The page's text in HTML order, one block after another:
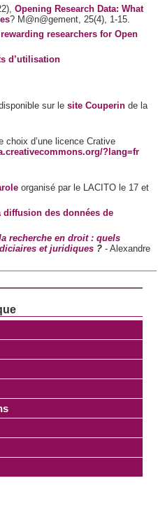
Opening Research Data: What
? M@n@gement, 25(4), 1-15.
researchers for Open
d’utilisation
sur le site Couperin de la
choix d’une licence Crative
?lang=fr
organisé par le LACITO le 17 et
diffusion des données de
recherche en droit : quels
et juridiques ? - Alexandre